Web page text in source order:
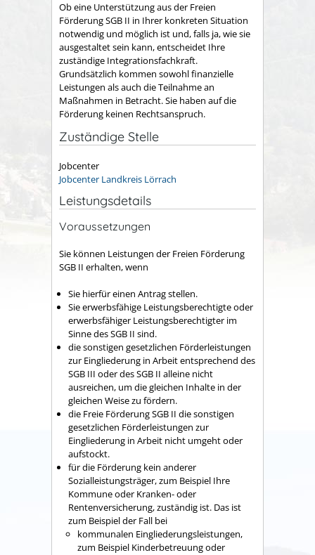
Ob eine Unterstützung aus der Freien
Förderung SGB II in Ihrer konkreten Situation
notwendig und möglich ist und, falls ja, wie sie
ausgestaltet sein kann, entscheidet Ihre
zuständige Integrationsfachkraft.
Grundsätzlich kommen sowohl finanzielle
Leistungen als auch die Teilnahme an
Maßnahmen in Betracht. Sie haben auf die
Förderung keinen Rechtsanspruch.
Zuständige Stelle
Jobcenter
Jobcenter Landkreis Lörrach
Leistungsdetails
Voraussetzungen
Sie können Leistungen der Freien Förderung
SGB II erhalten, wenn
Sie hierfür einen Antrag stellen.
Sie erwerbsfähige Leistungsberechtigte oder
erwerbsfähiger Leistungsberechtigter im
Sinne des SGB II sind.
die sonstigen gesetzlichen Förderleistungen
zur Eingliederung in Arbeit entsprechend des
SGB III oder des SGB II alleine nicht
ausreichen, um die gleichen Inhalte in der
gleichen Weise zu fördern.
die Freie Förderung SGB II die sonstigen
gesetzlichen Förderleistungen zur
Eingliederung in Arbeit nicht umgeht oder
aufstockt.
für die Förderung kein anderer
Sozialleistungsträger, zum Beispiel Ihre
Kommune oder Kranken- oder
Rentenversicherung, zuständig ist. Das ist
zum Beispiel der Fall bei
kommunalen Eingliederungsleistungen,
zum Beispiel Kinderbetreuung oder